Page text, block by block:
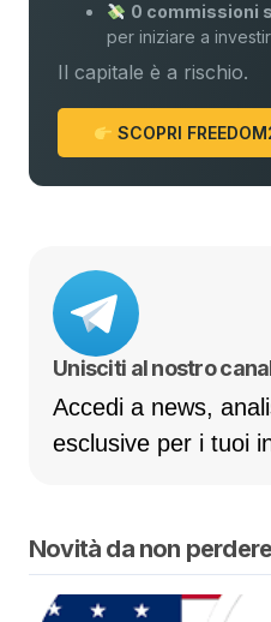
0 commissioni
per iniziare a
Il capitale è a rischio.
SCOPRI
Unisciti al nostro
Accedi a news,
esclusive per i tuoi
Novità da non perdere